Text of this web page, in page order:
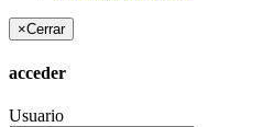
×Cerrar
acceder
Usuario